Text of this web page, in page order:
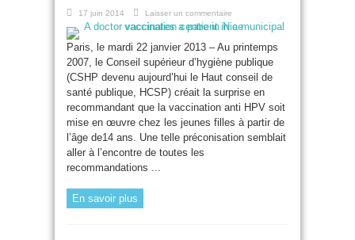
17 juin 2014 Laisser un commentaire
Paris, le mardi 22 janvier 2013 – Au printemps
2007, le Conseil supérieur d’hygiène publique
(CSHP devenu aujourd’hui le Haut conseil de
santé publique, HCSP) créait la surprise en
recommandant que la vaccination anti HPV soit
mise en œuvre chez les jeunes filles à partir de
l’âge de14 ans. Une telle préconisation semblait
aller à l’encontre de toutes les
recommandations ...
En savoir plus